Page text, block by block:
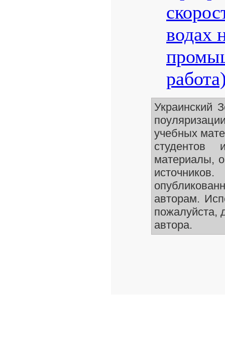
водах
Украинский
учебных
студентов
материалы,
авторам.
пожалуйста,
автора.